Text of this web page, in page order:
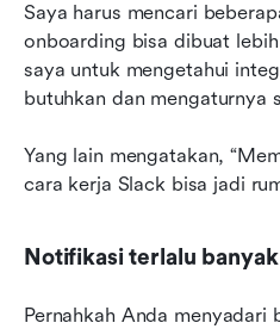
Saya harus mencari
onboarding bisa dibuat
saya untuk mengetahui
butuhkan dan mengaturnya
Yang lain mengatakan,
cara kerja Slack bisa jadi
Notifikasi terlalu banyak
Pernahkah Anda menyadari